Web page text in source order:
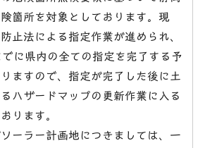
箇所を対象としております。現
止法による指定作業が進められ、
に県内の全ての指定を完了する予
ますので、指定が完了した後に土
ハザードマップの更新作業に入る
ります。
ーラー計画地につきましては、一